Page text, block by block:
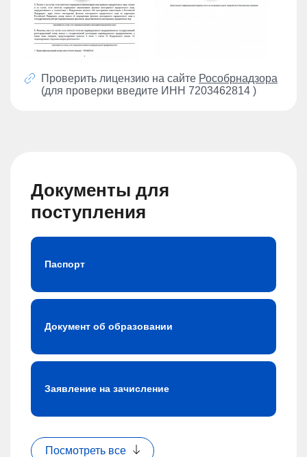
Проверить лицензию на сайте Рособрнадзора
(для проверки введите ИНН 7203462814 )
Документы для
поступления
Паспорт
Документ об образовании
Заявление на зачисление
Посмотреть все